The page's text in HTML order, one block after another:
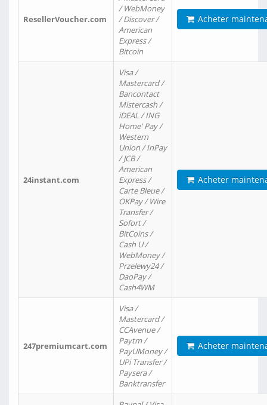
ResellerVoucher.com
/ WebMoney
/ Discover /
American
Express /
Bitcoin
Acheter
24instant.com
Visa /
Mastercard /
Bancontact
Mistercash /
iDEAL / ING
Home' Pay /
Western
Union / InPay
/ JCB /
American
Express /
Carte Bleue /
OKPay / Wire
Transfer /
Sofort /
BitCoins /
Cash U /
WebMoney /
Przelewy24 /
DaoPay /
Cash4WM
Acheter
247premiumcart.com
Visa /
Mastercard /
CCAvenue /
Paytm /
PayUMoney /
UPi Transfer /
Paysera /
Banktransfer
Acheter